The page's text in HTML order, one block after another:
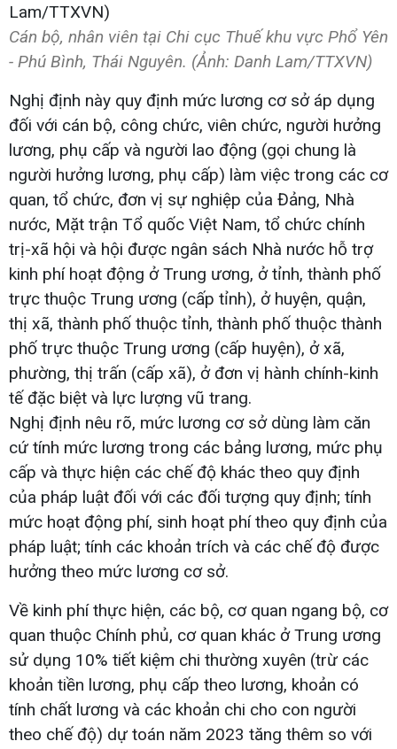
Cán bộ, nhân viên tại Chi cục Thuế khu vực Phổ Yên
- Phú Bình, Thái Nguyên. (Ảnh: Danh Lam/TTXVN)
Nghị định này quy định mức lương cơ sở áp dụng
đối với cán bộ, công chức, viên chức, người hưởng
lương, phụ cấp và người lao động (gọi chung là
người hưởng lương, phụ cấp) làm việc trong các cơ
quan, tổ chức, đơn vị sự nghiệp của Đảng, Nhà
nước, Mặt trận Tổ quốc Việt Nam, tổ chức chính
trị-xã hội và hội được ngân sách Nhà nước hỗ trợ
kinh phí hoạt động ở Trung ương, ở tỉnh, thành phố
trực thuộc Trung ương (cấp tỉnh), ở huyện, quận,
thị xã, thành phố thuộc tỉnh, thành phố thuộc thành
phố trực thuộc Trung ương (cấp huyện), ở xã,
phường, thị trấn (cấp xã), ở đơn vị hành chính-kinh
tế đặc biệt và lực lượng vũ trang.
Nghị định nêu rõ, mức lương cơ sở dùng làm căn
cứ tính mức lương trong các bảng lương, mức phụ
cấp và thực hiện các chế độ khác theo quy định
của pháp luật đối với các đối tượng quy định; tính
mức hoạt động phí, sinh hoạt phí theo quy định của
pháp luật; tính các khoản trích và các chế độ được
hưởng theo mức lương cơ sở.
Về kinh phí thực hiện, các bộ, cơ quan ngang bộ, cơ
quan thuộc Chính phủ, cơ quan khác ở Trung ương
sử dụng 10% tiết kiệm chi thường xuyên (trừ các
khoản tiền lương, phụ cấp theo lương, khoản có
tính chất lương và các khoản chi cho con người
theo chế độ) dự toán năm 2023 tăng thêm so với